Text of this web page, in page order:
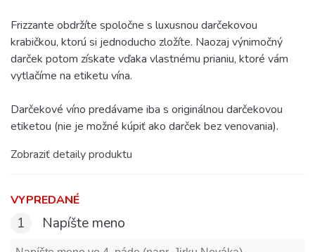
Frizzante obdržíte spoločne s luxusnou darčekovou
krabičkou, ktorú si jednoducho zložíte. Naozaj výnimočný
darček potom získate vďaka vlastnému prianiu, ktoré vám
vytlačíme na etiketu vína.
Darčekové víno predávame iba s originálnou darčekovou
etiketou (nie je možné kúpiť ako darček bez venovania).
Zobraziť detaily produktu
VYPREDANÉ
1 Napíšte meno